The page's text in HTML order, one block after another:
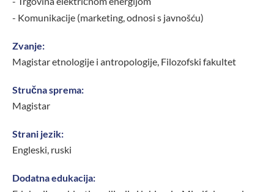
- Komunikacije (marketing, odnosi s javnošću)
Zvanje:
Magistar etnologije i antropologije, Filozofski fakultet
Stručna sprema:
Magistar
Strani jezik:
Engleski, ruski
Dodatna edukacija: